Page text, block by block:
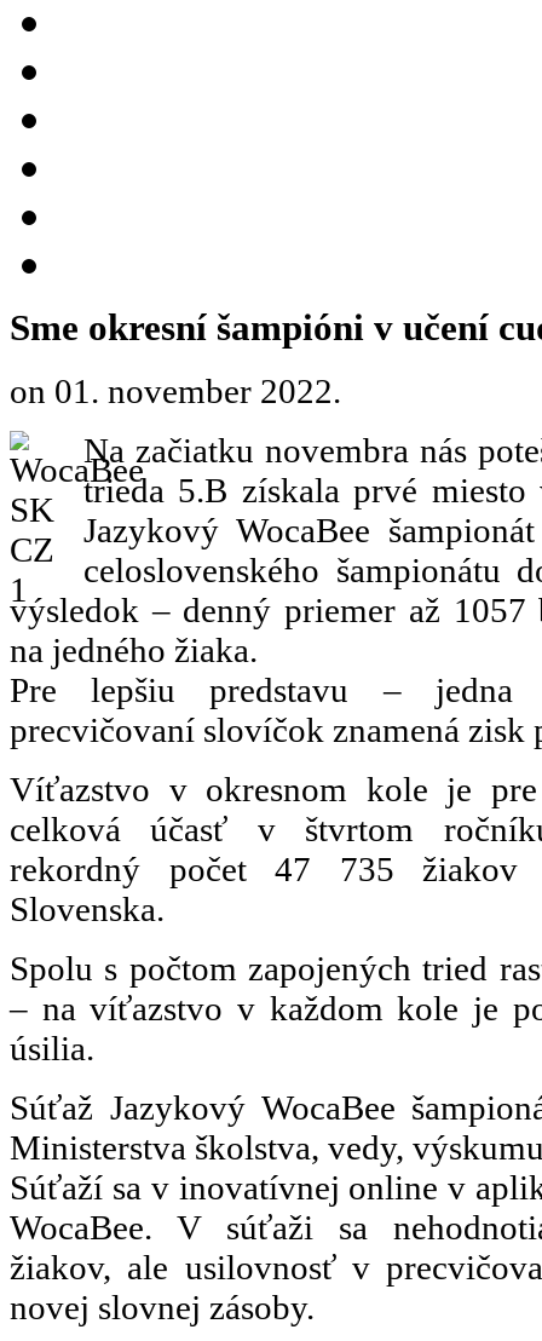
Sme okresní šampióni v učení
on 01. november 2022.
Na začiatku novembra nás
trieda 5.B získala prvé
Jazykový WocaBee
celoslovenského šampionátu
výsledok – denný priemer až 1057
na jedného žiaka.
Pre lepšiu predstavu – jedna
precvičovaní slovíčok znamená zisk
Víťazstvo v okresnom kole je
celková účasť v štvrtom
rekordný počet 47 735 žiakov
Slovenska.
Spolu s počtom zapojených tried
– na víťazstvo v každom kole je
úsilia.
Súťaž Jazykový WocaBee
Ministerstva školstva, vedy,
Súťaží sa v inovatívnej online v
WocaBee. V súťaži sa
žiakov, ale usilovnosť v
novej slovnej zásoby.